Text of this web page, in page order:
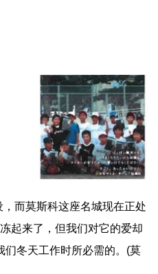
而莫斯科这座名城现在正处
起来了，但我们对它的爱却
们冬天工作时所必需的。(莫